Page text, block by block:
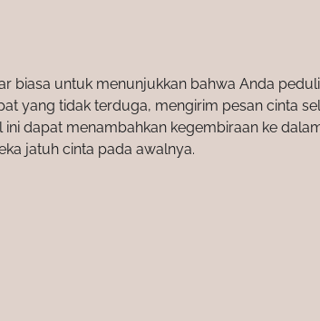
biasa untuk menunjukkan bahwa Anda
yang tidak terduga, mengirim pesan cinta
dapat menambahkan kegembiraan ke
jatuh cinta pada awalnya.